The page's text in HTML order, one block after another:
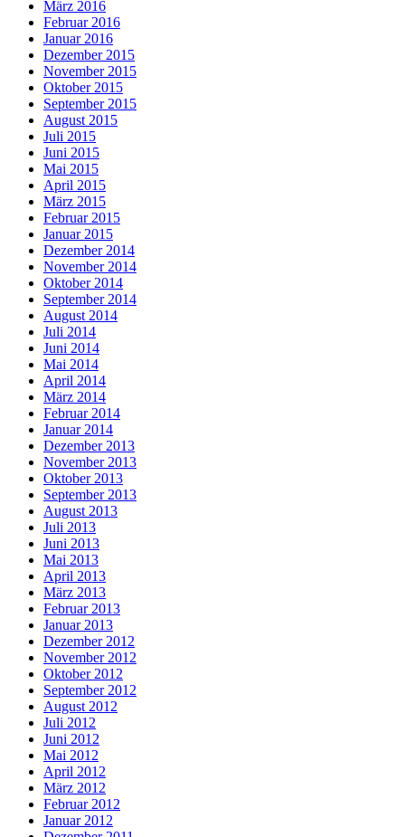
März 2016
Februar 2016
Januar 2016
Dezember 2015
November 2015
Oktober 2015
September 2015
August 2015
Juli 2015
Juni 2015
Mai 2015
April 2015
März 2015
Februar 2015
Januar 2015
Dezember 2014
November 2014
Oktober 2014
September 2014
August 2014
Juli 2014
Juni 2014
Mai 2014
April 2014
März 2014
Februar 2014
Januar 2014
Dezember 2013
November 2013
Oktober 2013
September 2013
August 2013
Juli 2013
Juni 2013
Mai 2013
April 2013
März 2013
Februar 2013
Januar 2013
Dezember 2012
November 2012
Oktober 2012
September 2012
August 2012
Juli 2012
Juni 2012
Mai 2012
April 2012
März 2012
Februar 2012
Januar 2012